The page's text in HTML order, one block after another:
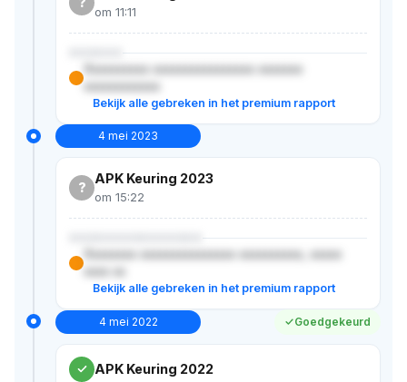
om 11:11
Xxxxxxxxxx xxxxxxxxxxxxxxxx xxxxxxx
Bekijk alle gebreken in het premium rapport
4 mei 2023
?
APK Keuring 2023
om 15:22
XXXXXXXXXXXXXXX
Xxxxxxxx xxxxxxxxxxxxxxx xxxxxxxxxx, xxxxx
Bekijk alle gebreken in het premium rapport
4 mei 2022 Goedgekeurd
APK Keuring 2022